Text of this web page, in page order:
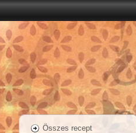
Összes recept